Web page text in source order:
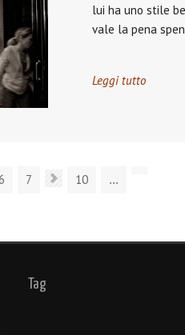
lui ha uno stile
vale la pena
Leggi tutto
7 10 ...
Tag